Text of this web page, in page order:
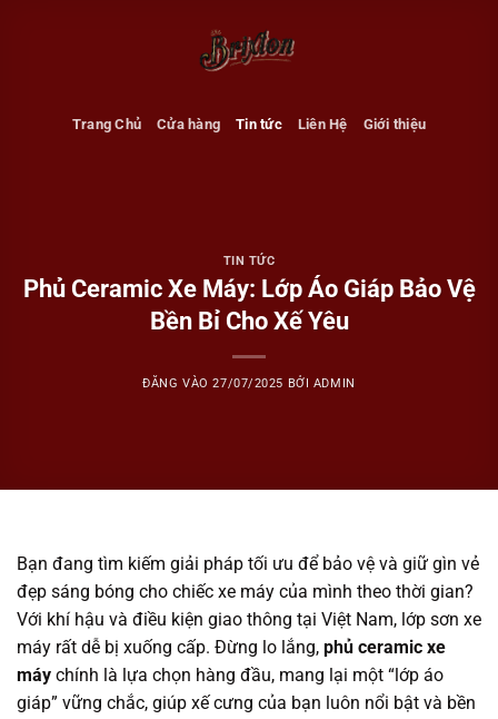
Trang Chủ Cửa hàng Tin tức Liên Hệ Giới thiệu
TIN TỨC
Phủ Ceramic Xe Máy: Lớp Áo Giáp Bảo Vệ
Bền Bỉ Cho Xế Yêu
ĐĂNG VÀO27/07/2025 BỞI ADMIN
Bạn đang tìm kiếm giải pháp tối ưu để bảo vệ và giữ gìn vẻ
đẹp sáng bóng cho chiếc xe máy của mình theo thời gian?
Với khí hậu và điều kiện giao thông tại Việt Nam, lớp sơn xe
máy rất dễ bị xuống cấp. Đừng lo lắng, phủ ceramic xe
máy chính là lựa chọn hàng đầu, mang lại một “lớp áo
giáp” vững chắc, giúp xế cưng của bạn luôn nổi bật và bền